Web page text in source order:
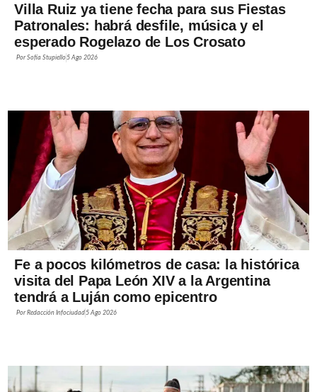
Villa Ruiz ya tiene fecha para sus Fiestas
Patronales: habrá desfile, música y el
esperado Rogelazo de Los Crosato
PorSofía Stupiello 5 Ago 2026
Fe a pocos kilómetros de casa: la histórica
visita del Papa León XIV a la Argentina
tendrá a Luján como epicentro
PorRedacción Infociudad 5 Ago 2026